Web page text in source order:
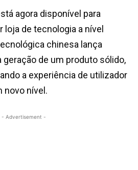
agora disponível para
loja de tecnologia a nível
chinesa lança
geração de um produto sólido,
a experiência de utilizador
novo nível.
- Advertisement -